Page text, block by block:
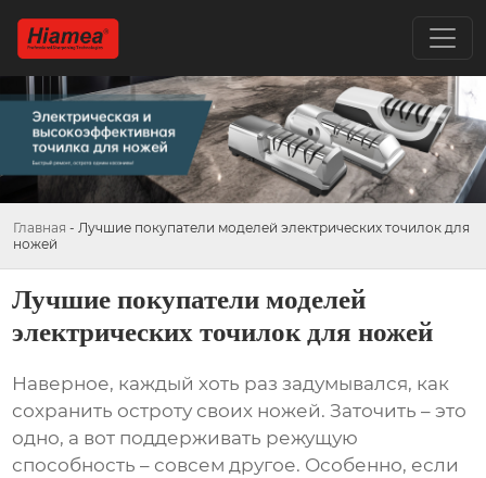
Главная - Лучшие покупатели моделей электрических точилок для
ножей
Лучшие покупатели моделей
электрических точилок для ножей
Наверное, каждый хоть раз задумывался, как
сохранить остроту своих ножей. Заточить – это
одно, а вот поддерживать режущую
способность – совсем другое. Особенно, если